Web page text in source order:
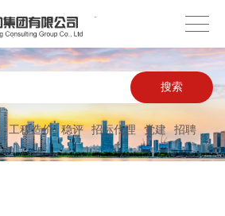
搜索
工程造价 稳评 招标代理 党建 招聘